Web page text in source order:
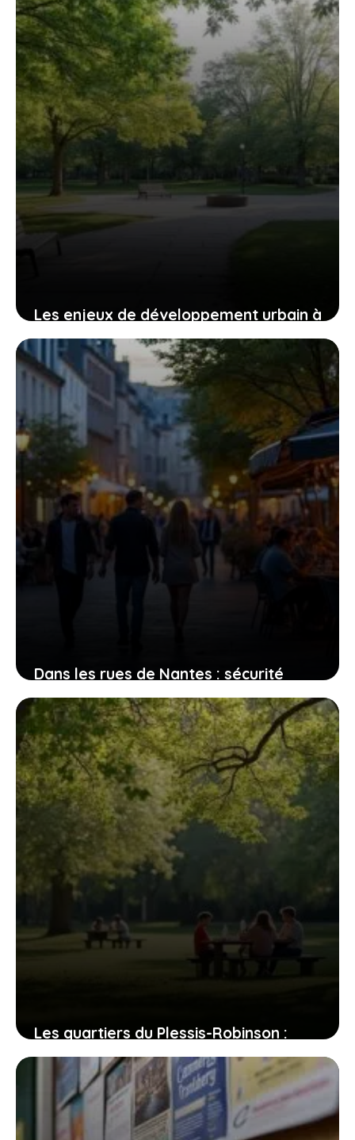
Les enjeux de développement urbain à
Saint-Genis-Laval : focus sur les
quartiers chauds
4 août 2026
Dans les rues de Nantes : sécurité
perçue et réalités des quartiers
2 août 2026
Les quartiers du Plessis-Robinson :
entre dynamisme et quiétude, où
poser vos valises ?
31 juillet 2026